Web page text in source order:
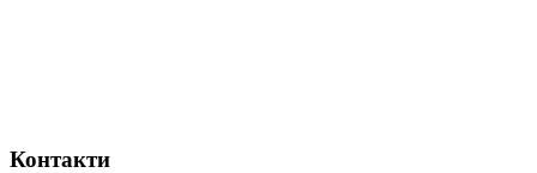
Контакти